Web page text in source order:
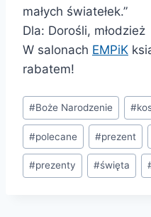
małych światełek.”
Dla: Dorośli, młodzież
W salonach EMPiK
rabatem!
Tagi
wpisu:
#Boże Narodzenie #
#polecane #prezent
#prezenty #święta